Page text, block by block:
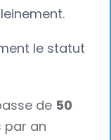
le statut
de 50
par an